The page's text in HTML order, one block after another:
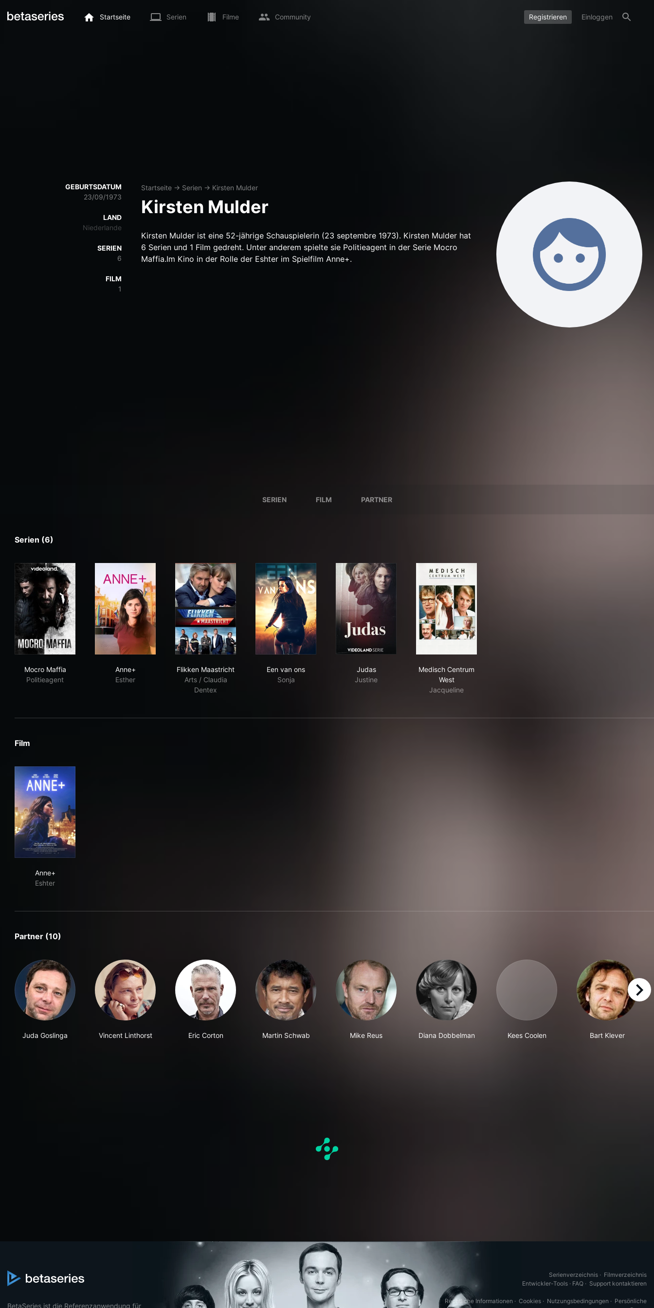
Startseite Serien Filme Community Registrieren Einloggen
GEBURTSDATUM
23/09/1973
LAND
Niederlande
SERIEN
6
FILM
1
Startseite → Serien → Kirsten Mulder
Kirsten Mulder
Kirsten Mulder ist eine 52-jährige Schauspielerin (23 septembre 1973). Kirsten Mulder hat
6 Serien und 1 Film gedreht. Unter anderem spielte sie Politieagent in der Serie Mocro
Maffia.Im Kino in der Rolle der Eshter im Spielfilm Anne+.
SERIEN FILM PARTNER
Serien (6)
Mocro Maffia
Politieagent
Anne+
Esther
Flikken Maastricht
Arts / Claudia
Dentex
Een van ons
Sonja
Judas
Justine
Medisch Centrum
West
Jacqueline
Film
Anne+
Eshter
Partner (10)
Juda Goslinga Vincent Linthorst Eric Corton Martin Schwab Mike Reus Diana Dobbelman Kees Coolen Bart Klever
right
BetaSeries ist die Referenzanwendung für
Serienverzeichnis · Filmverzeichnis
Entwickler-Tools · FAQ · Support kontaktieren
Rechtliche Informationen · Cookies · Nutzungsbedingungen · Persönliche